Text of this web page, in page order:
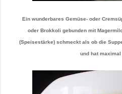
Ein wunderbares Gemüse- oder
oder Brokkoli gebunden mit
(Speisestärke) schmeckt als ob die
und hat maximal